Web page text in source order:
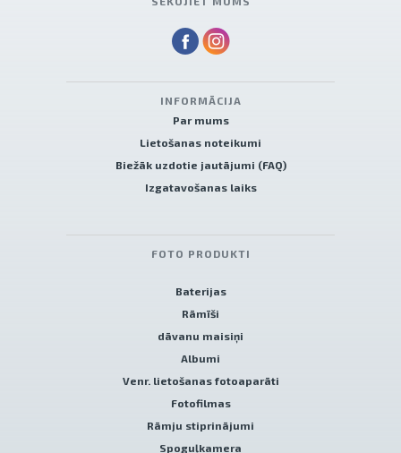
INFORMĀCIJA
Par mums
Lietošanas noteikumi
Biežāk uzdotie jautājumi (FAQ)
Izgatavošanas laiks
FOTO PRODUKTI
Baterijas
Rāmīši
dāvanu maisiņi
Albumi
Venr. lietošanas fotoaparāti
Fotofilmas
Rāmju stiprinājumi
Spoguļkamera